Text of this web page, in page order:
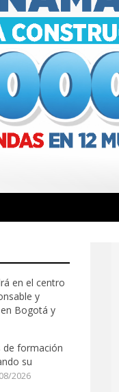
en el centro
y
Bogotá y
de formación
su
2026